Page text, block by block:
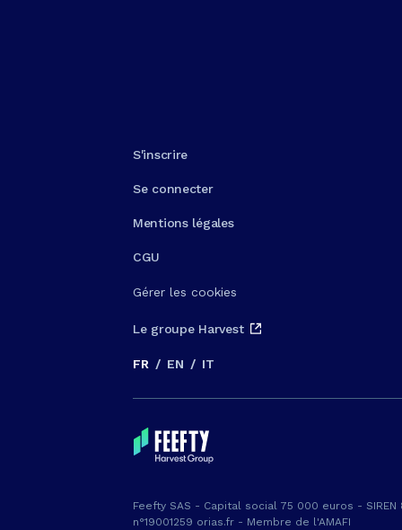
S'inscrire
Se connecter
Mentions légales
CGU
Gérer les cookies
Le groupe Harvest
FR / EN / IT
Feefty SAS - Capital social 75 000 euros -
n°19001259 orias.fr - Membre de l'AMAFI